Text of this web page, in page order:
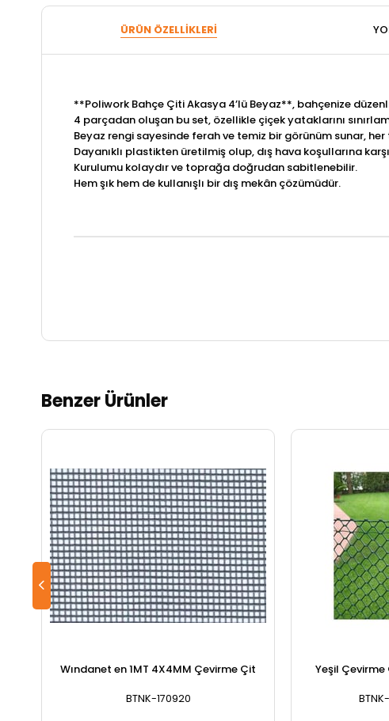
ÜRÜN ÖZELLIKLERI
**Poliwork Bahçe Çiti Akasya 4’lü Beyaz**, bahçenize
4 parçadan oluşan bu set, özellikle çiçek yataklarını
Beyaz rengi sayesinde ferah ve temiz bir görünüm sunar,
Dayanıklı plastikten üretilmiş olup, dış hava koşullarına
Kurulumu kolaydır ve toprağa doğrudan sabitlenebilir.
Hem şık hem de kullanışlı bir dış mekân çözümüdür.
Benzer Ürünler
Wındanet en 1MT 4X4MM Çevirme Çit
BTNK-170920
Yeşil Çevirme